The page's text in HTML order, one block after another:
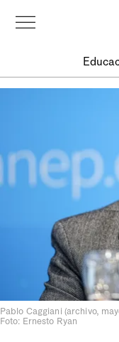
Pablo Caggiani (archivo,
Foto: Ernesto Ryan